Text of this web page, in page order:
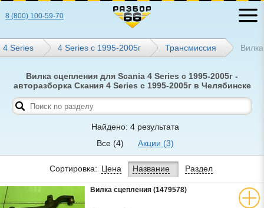
8 (800) 100-59-70
4 Series 4 Series с 1995-2005г Трансмиссия
Вилка сцепления для Scania 4 Series с 1995-2005г -
авторазборка Скания 4 Series с 1995-2005г в Челябинске
Найдено: 4 результата
Все (4) Акции (3)
Сортировка: Цена Название Раздел
Вилка сцепления (1479578)